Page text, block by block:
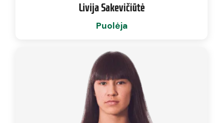
Livija Sakevičiūtė
Puolėja